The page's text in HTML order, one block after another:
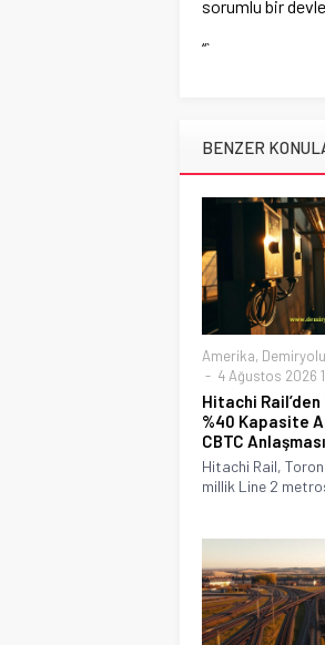
sorumlu bir
“`
BENZER
Amerika,
4 Ağustos 2026
Hitachi
%40 Kapasite
CBTC Anlaşması
Hitachi Rail,
millik Line 2